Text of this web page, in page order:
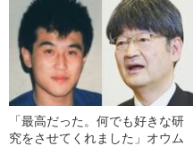
「最高だった。何でも好きな研
究をさせてくれました」オウム